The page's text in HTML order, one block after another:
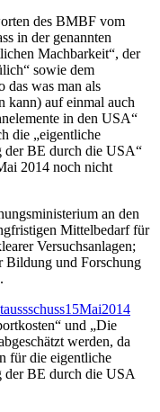
des BMBF vom
in der genannten
Machbarkeit“, der
sowie dem
das was man als
kann) auf einmal auch
in den USA“
die „eigentliche
der BE durch die USA“
2014 noch nicht
an den
Mittelbedarf für
Versuchsanlagen;
Bildung und Forschung
und „Die
werden, da
für die eigentliche
der BE durch die USA